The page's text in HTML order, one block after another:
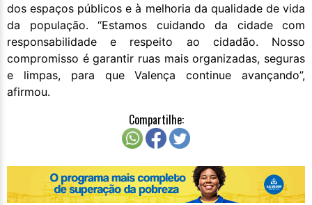
dos espaços públicos e à melhoria da qualidade de vida
da população. “Estamos cuidando da cidade com
responsabilidade e respeito ao cidadão. Nosso
compromisso é garantir ruas mais organizadas, seguras
e limpas, para que Valença continue avançando”,
afirmou.
Compartilhe: